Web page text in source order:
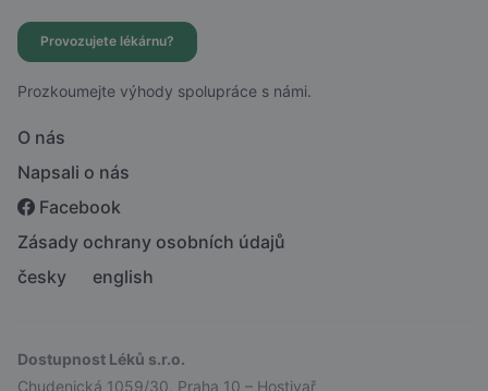
Provozujete lékárnu?
Prozkoumejte výhody spolupráce s námi.
O nás
Napsali o nás
Facebook
Zásady ochrany osobních údajů
česky
english
Dostupnost Léků s.r.o.
Chudenická 1059/30, Praha 10 – Hostivař